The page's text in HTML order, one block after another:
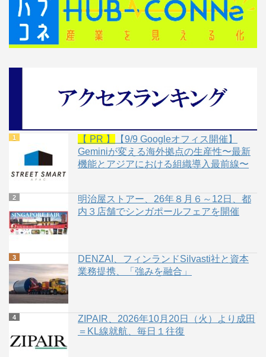
【 PR 】
【9/9 Googleオフィス開催】
Geminiが変える海外拠点の生産性〜最新
機能とアジアにおける組織導入最前線〜
明治屋ストアー、26年８月６～12日、都
内３店舗でシンガポールフェアを開催
DENZAI、フィンランドSilvasti社と資本
業務提携、「強みを融合」
ZIPAIR、2026年10月20日（火）より成田
＝KL線就航、毎日１往復